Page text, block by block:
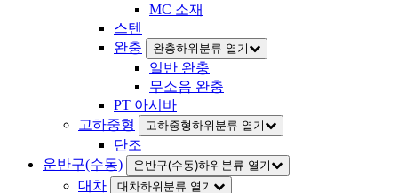
MC 소재
스텐
완충
완충하위분류 열기
일반 완충
무소음 완충
PT 아시바
고하중형
고하중형하위분류 열기
단조
운반구(수동)
운반구(수동)하위분류 열기
대차 대차하위분류 열기